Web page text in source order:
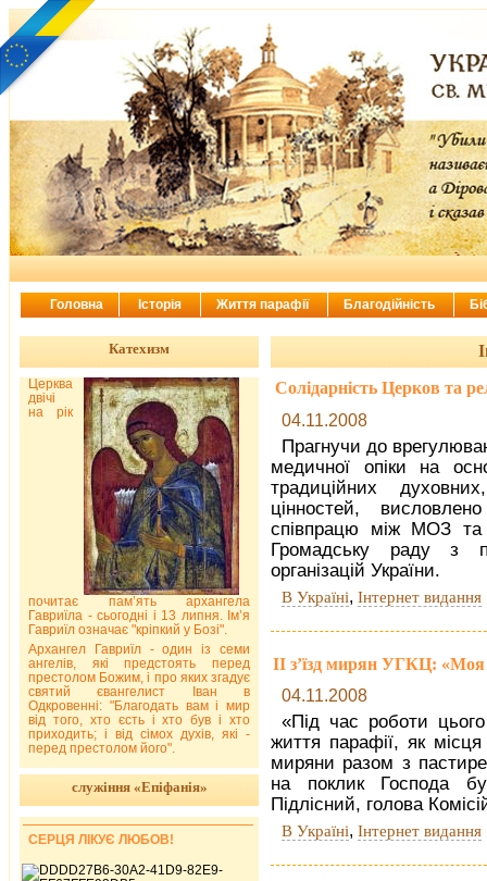
Солідарність Церков та
04.11.2008
Прагнучи до
медичної опіки на
традиційних
цінностей,
співпрацю між МОЗ та
Громадську раду з
організацій України.
В Україні, Інтернет видання
ІІ з’їзд мирян УГКЦ: «Моя
04.11.2008
«Під час роботи
життя парафії, як місця
миряни разом з
на поклик Господа
Підлісний, голова
В Україні, Інтернет видання
Катехизм
Церква
двічі
на рік
почитає пам’ять архангела
Гавриїла - сьогодні і 13 липня. Ім’я
Гавриїл означає "кріпкий у Бозі".
Архангел Гавриїл - один із семи
ангелів, які предстоять перед
престолом Божим, і про яких згадує
святий євангелист Іван в
Одкровенні: "Благодать вам і мир
від того, хто єсть і хто був і хто
приходить; і від сімох духів, які -
перед престолом його".
служіння «Епіфанія»
СЕРЦЯ ЛІКУЄ ЛЮБОВ!
Головна Історія Життя парафії Благодійність